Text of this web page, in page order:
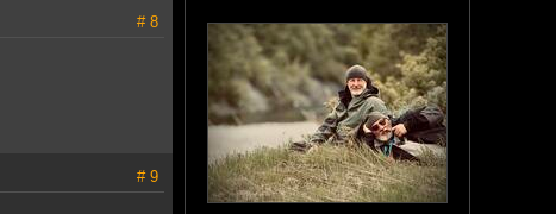
# 8
# 9